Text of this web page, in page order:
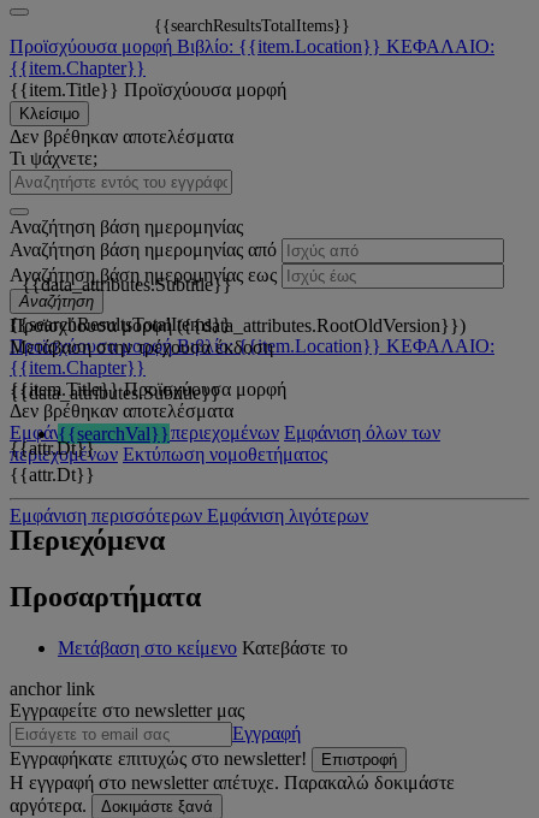
{{searchResultsTotalItems}}
Προϊσχύουσα μορφή Βιβλίο: {{item.Location}} ΚΕΦΑΛΑΙΟ:
{{item.Chapter}}
{{item.Title}} Προϊσχύουσα μορφή
Κλείσιμο
Δεν βρέθηκαν αποτελέσματα
Τι ψάχνετε;
Αναζήτηση βάση ημερομηνίας
Αναζήτηση βάση ημερομηνίας από
Αναζήτηση βάση ημερομηνίας εως
Αναζήτηση
{{searchResultsTotalItems}}
Προϊσχύουσα μορφή Βιβλίο: {{item.Location}} ΚΕΦΑΛΑΙΟ:
{{item.Chapter}}
{{item.Title}} Προϊσχύουσα μορφή
Δεν βρέθηκαν αποτελέσματα
Εμφάνιση όλων των περιεχομένων Εμφάνιση όλων των
περιεχομένων Εκτύπωση νομοθετήματος
{{data_attributes.Subtitle}}
Προϊσχύουσα μορφή ({{data_attributes.RootOldVersion}})
Μετάβαση στην τρέχουσα έκδοση
{{data_attributes.Subtitle}}
{{searchVal}}
{{attr.Dt}}
Εμφάνιση περισσότερων Εμφάνιση λιγότερων
{{attr.Dt}}
Περιεχόμενα
Προσαρτήματα
Μετάβαση στο κείμενο Κατεβάστε το
anchor link
Εγγραφείτε στο newsletter μας
Εγγραφή
Εγγραφήκατε επιτυχώς στο newsletter!
Επιστροφή
Η εγγραφή στο newsletter απέτυχε. Παρακαλώ δοκιμάστε
αργότερα.
Δοκιμάστε ξανά